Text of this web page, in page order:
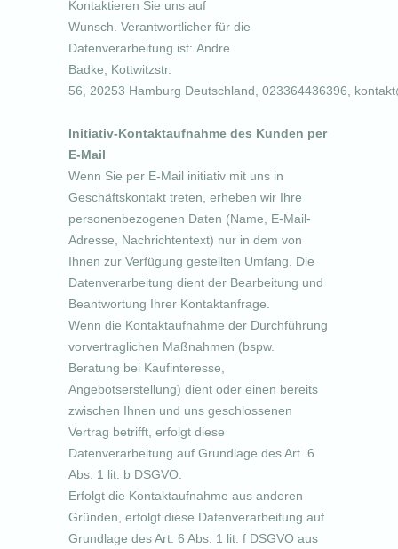
Kontaktieren Sie uns auf
Wunsch. Verantwortlicher für die
Datenverarbeitung ist:Andre
Badke, Kottwitzstr.
56, 20253 Hamburg Deutschland,023364436396,
Initiativ-Kontaktaufnahme des Kunden per
E-Mail
Wenn Sie per E-Mail initiativ mit uns in
Geschäftskontakt treten, erheben wir Ihre
personenbezogenen Daten (Name, E-Mail-
Adresse, Nachrichtentext) nur in dem von
Ihnen zur Verfügung gestellten Umfang. Die
Datenverarbeitung dient der Bearbeitung und
Beantwortung Ihrer Kontaktanfrage.
Wenn die Kontaktaufnahme der Durchführung
vorvertraglichen Maßnahmen (bspw.
Beratung bei Kaufinteresse,
Angebotserstellung) dient oder einen bereits
zwischen Ihnen und uns geschlossenen
Vertrag betrifft, erfolgt diese
Datenverarbeitung auf Grundlage des Art. 6
Abs. 1 lit. b DSGVO.
Erfolgt die Kontaktaufnahme aus anderen
Gründen, erfolgt diese Datenverarbeitung auf
Grundlage des Art. 6 Abs. 1 lit. f DSGVO aus